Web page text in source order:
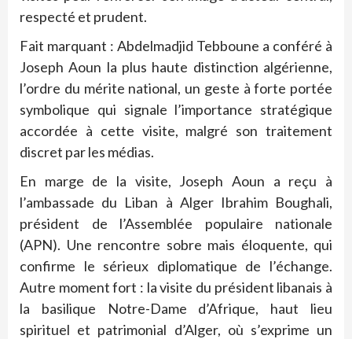
respecté et prudent.
Fait marquant : Abdelmadjid Tebboune a conféré à
Joseph Aoun la plus haute distinction algérienne,
l’ordre du mérite national, un geste à forte portée
symbolique qui signale l’importance stratégique
accordée à cette visite, malgré son traitement
discret par les médias.
En marge de la visite, Joseph Aoun a reçu à
l’ambassade du Liban à Alger Ibrahim Boughali,
président de l’Assemblée populaire nationale
(APN). Une rencontre sobre mais éloquente, qui
confirme le sérieux diplomatique de l’échange.
Autre moment fort : la visite du président libanais à
la basilique Notre-Dame d’Afrique, haut lieu
spirituel et patrimonial d’Alger, où s’exprime un